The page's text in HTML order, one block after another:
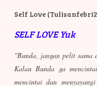
Self Love
SELF LOVE Yuk
"Bunda, jangan pelit sama
Kalau Bunda ga
mencintai dan